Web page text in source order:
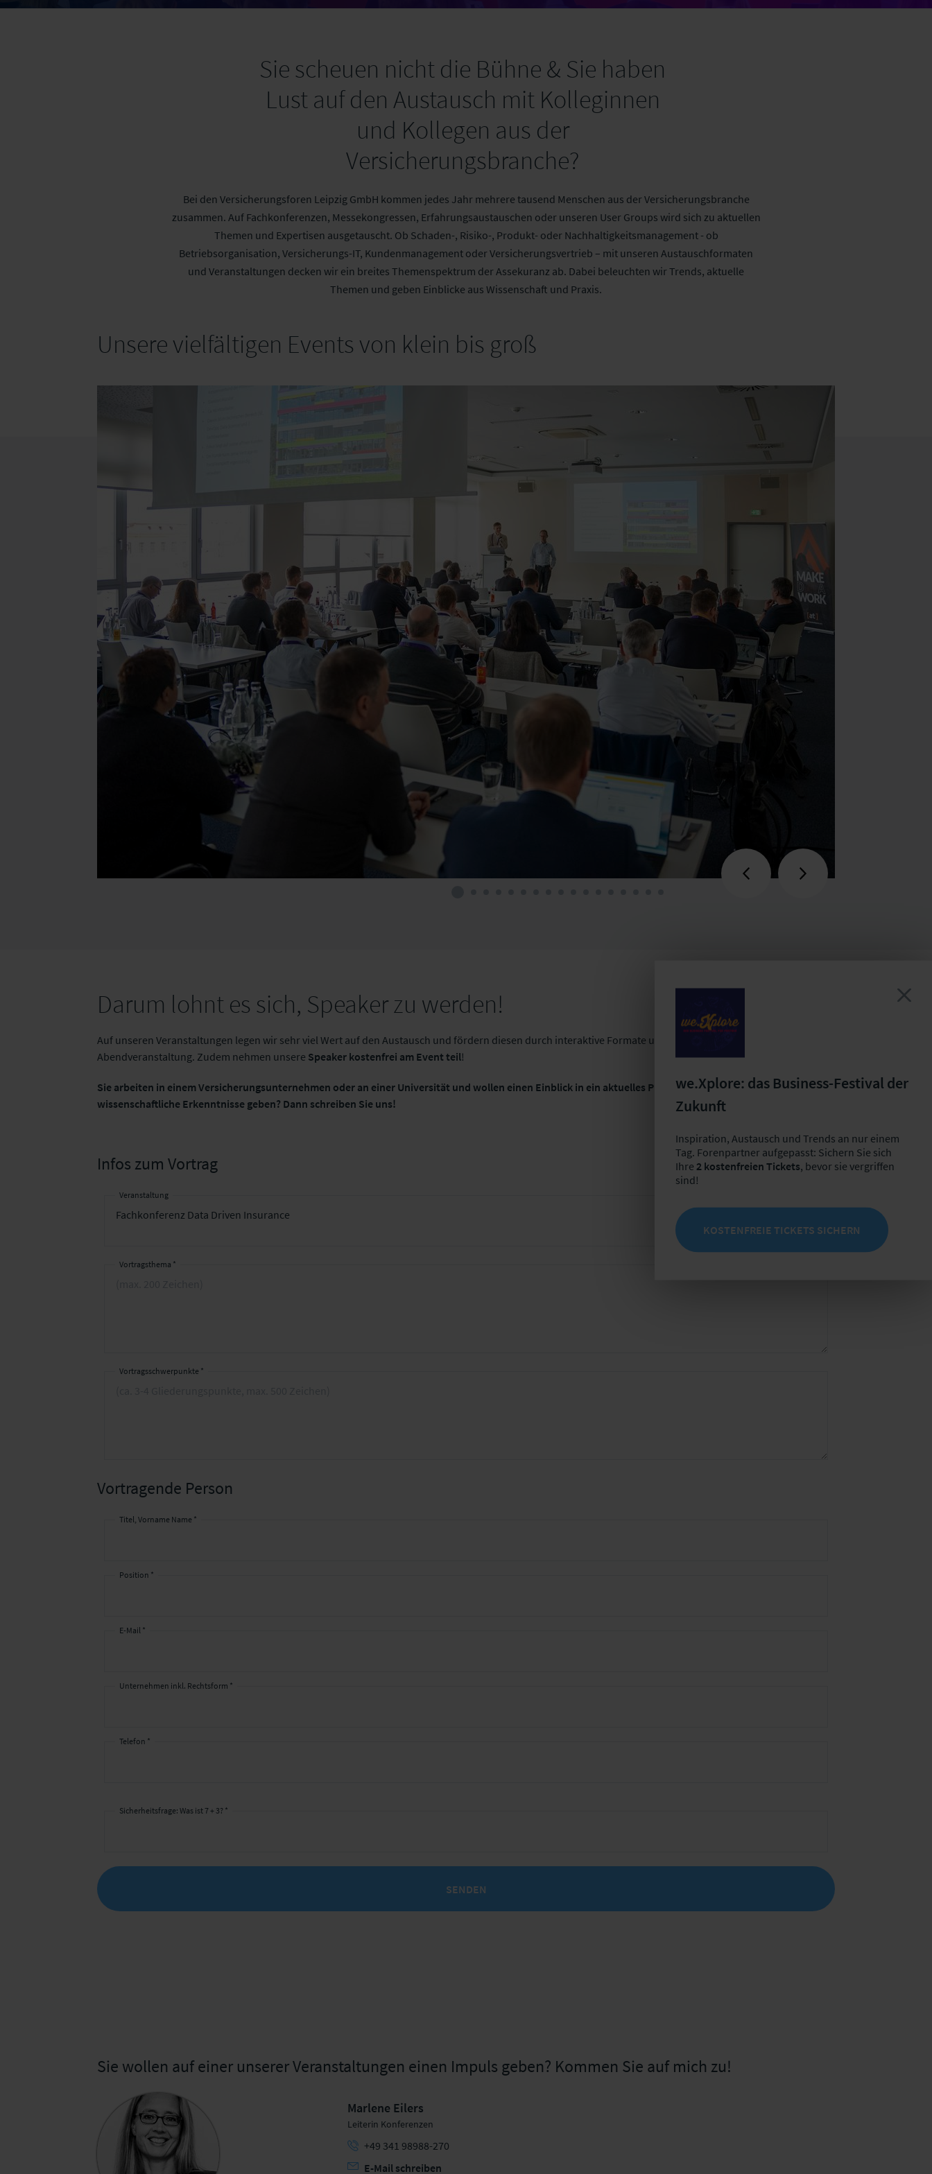
Sie scheuen nicht die Bühne & Sie haben
Lust auf den Austausch mit Kolleginnen
und Kollegen aus der
Versicherungsbranche?
Bei den Versicherungsforen Leipzig GmbH kommen jedes Jahr mehrere tausend Menschen aus der Versicherungsbranche
zusammen. Auf Fachkonferenzen, Messekongressen, Erfahrungsaustauschen oder unseren User Groups wird sich zu aktuellen
Themen und Expertisen ausgetauscht. Ob Schaden-, Risiko-, Produkt- oder Nachhaltigkeitsmanagement - ob
Betriebsorganisation, Versicherungs-IT, Kundenmanagement oder Versicherungsvertrieb – mit unseren Austauschformaten
und Veranstaltungen decken wir ein breites Themenspektrum der Assekuranz ab. Dabei beleuchten wir Trends, aktuelle
Themen und geben Einblicke aus Wissenschaft und Praxis.
Unsere vielfältigen Events von klein bis groß
Darum lohnt es sich, Speaker zu werden!
Auf unseren Veranstaltungen legen wir sehr viel Wert auf den Austausch und fördern diesen durch interaktive Formate und einer gemeinsamen
Abendveranstaltung. Zudem nehmen unsere Speaker kostenfrei am Event teil!
Sie arbeiten in einem Versicherungsunternehmen oder an einer Universität und wollen einen Einblick in ein aktuelles Projekt, Erfolge oder neueste
wissenschaftliche Erkenntnisse geben? Dann schreiben Sie uns!
Infos zum Vortrag
Veranstaltung
Vortragsthema *
Vortragsschwerpunkte *
Vortragende Person
Titel, Vorname Name *
Position *
E-Mail *
Unternehmen inkl. Rechtsform *
Telefon *
Sicherheitsfrage: Was ist 7 + 3? *
SENDEN
Sie wollen auf einer unserer Veranstaltungen einen Impuls geben? Kommen Sie auf mich zu!
Marlene Eilers
Leiterin Konferenzen
+49 341 98988-270
E-Mail schreiben
we.Xplore: das Business-Festival der
Zukunft
Inspiration, Austausch und Trends an nur einem
Tag. Forenpartner aufgepasst: Sichern Sie sich
Ihre 2 kostenfreien Tickets, bevor sie vergriffen
sind!
KOSTENFREIE TICKETS SICHERN